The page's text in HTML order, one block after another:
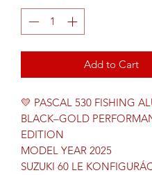
Add to Cart
💛 PASCAL 530 FISHING
BLACK–GOLD
EDITION
MODEL YEAR 2025
SUZUKI 60 LE